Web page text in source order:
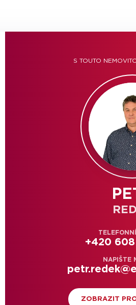
S TOUTO
TELEFONNÍ
+420
NAPIŠTE
ZOBRAZIT